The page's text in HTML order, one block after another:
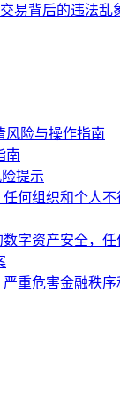
易背后的违法乱
风险与操作指南
南
提示
何组织和个人
字资产安全，
重危害金融秩